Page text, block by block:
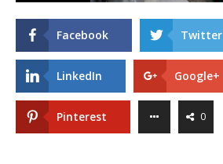
Facebook Twitter
LinkedIn Google+
Pinterest 0